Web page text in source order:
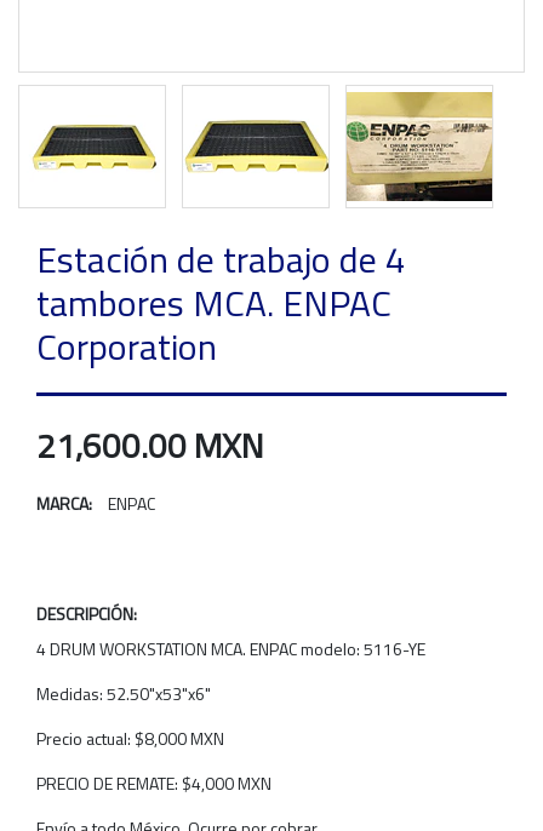
Estación de trabajo de 4
tambores MCA. ENPAC
Corporation
21,600.00 MXN
MARCA: ENPAC
DESCRIPCIÓN:
4 DRUM WORKSTATION MCA. ENPAC modelo: 5116-YE
Medidas: 52.50"x53"x6"
Precio actual: $8,000 MXN
PRECIO DE REMATE: $4,000 MXN